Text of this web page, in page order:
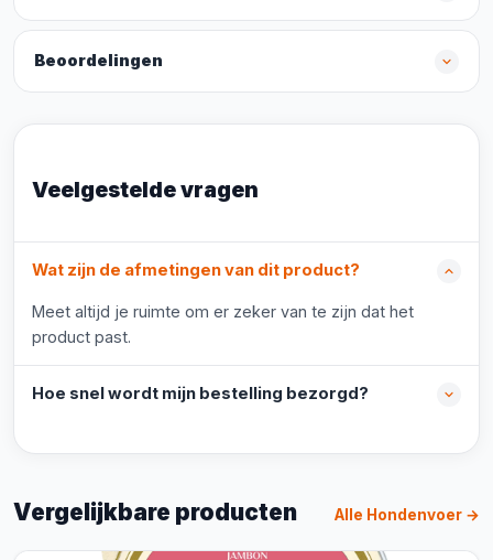
Beoordelingen
Veelgestelde vragen
Wat zijn de afmetingen van dit product?
Meet altijd je ruimte om er zeker van te zijn dat het
product past.
Hoe snel wordt mijn bestelling bezorgd?
Vergelijkbare producten Alle Hondenvoer →